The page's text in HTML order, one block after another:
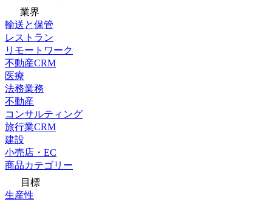
業界
輸送と保管
レストラン
リモートワーク
不動産CRM
医療
法務業務
不動産
コンサルティング
旅行業CRM
建設
小売店・EC
商品カテゴリー
目標
生産性